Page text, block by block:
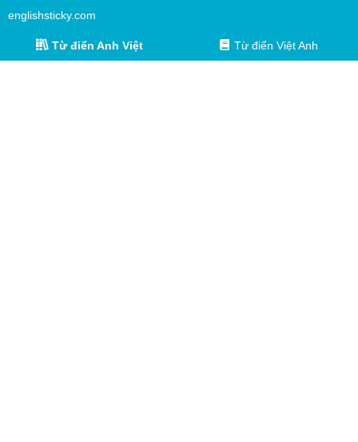
englishsticky.com
Từ điển Anh Việt Từ điển Việt Anh